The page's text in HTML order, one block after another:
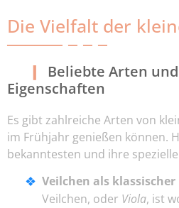
Die Vielfalt der
Beliebte Arten
Eigenschaften
Es gibt zahlreiche Arten von
im Frühjahr genießen können.
bekanntesten und ihre
Veilchen als
Veilchen, oder Viola, ist